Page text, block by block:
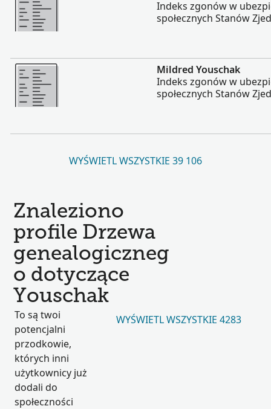
Indeks zgonów w
społecznych Stanów
Więcej
Mildred Youschak
Indeks zgonów w
społecznych Stanów
WYŚWIETL WSZYSTKIE 39 106
Znaleziono
profile Drzewa
genealogiczneg
o dotyczące
Youschak
To są twoi
potencjalni
przodkowie,
których inni
użytkownicy już
dodali do
społeczności
WYŚWIETL WSZYSTKIE 4283